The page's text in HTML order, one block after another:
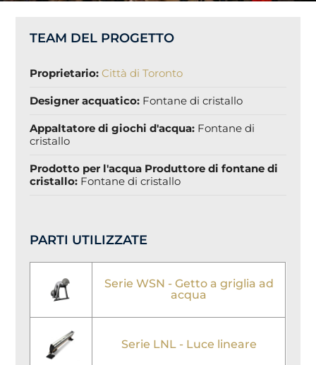
TEAM DEL PROGETTO
Proprietario: Città di Toronto
Designer acquatico: Fontane di cristallo
Appaltatore di giochi d'acqua: Fontane di
cristallo
Prodotto per l'acqua Produttore di fontane di
cristallo: Fontane di cristallo
PARTI UTILIZZATE
Serie WSN - Getto a griglia ad
acqua
Serie LNL - Luce lineare